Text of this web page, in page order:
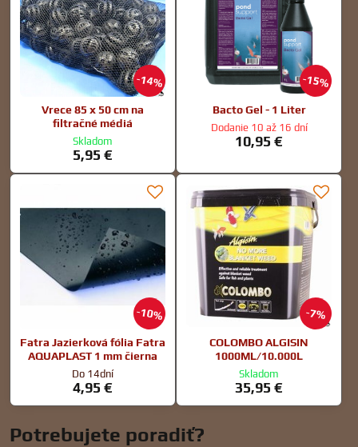
14%
Vrece 85 x 50 cm na
filtračné médiá
Skladom
5,95 €
15%
Bacto Gel - 1 Liter
Dodanie 10 až 16 dní
10,95 €
10%
Fatra Jazierková fólia Fatra
AQUAPLAST 1 mm čierna
Do 14dní
4,95 €
7%
COLOMBO ALGISIN
1000ML/10.000L
Skladom
35,95 €
Potrebujete poradiť?